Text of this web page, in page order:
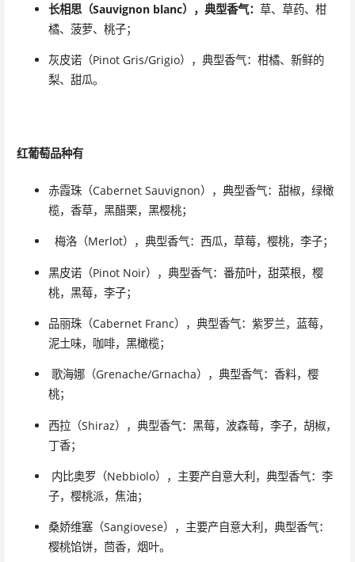
长相思（Sauvignon blanc），典型香气： 草、草药、柑
橘、菠萝、桃子；
灰皮诺（Pinot Gris/Grigio），典型香气：柑橘、新鲜的
梨、甜瓜。
红葡萄品种有
赤霞珠（Cabernet Sauvignon），典型香气：甜椒，绿橄
榄，香草，黑醋栗，黑樱桃；
梅洛（Merlot），典型香气：西瓜，草莓，樱桃，李子；
黑皮诺（Pinot Noir），典型香气：番茄叶，甜菜根，樱
桃，黑莓，李子；
品丽珠（Cabernet Franc），典型香气：紫罗兰，蓝莓，
泥土味，咖啡，黑橄榄；
歌海娜（Grenache/Grnacha），典型香气：香料，樱
桃；
西拉（Shiraz），典型香气：黑莓，波森莓，李子，胡椒，
丁香；
内比奥罗（Nebbiolo），主要产自意大利，典型香气：李
子，樱桃派，焦油；
桑娇维塞（Sangiovese），主要产自意大利，典型香气：
樱桃馅饼，茴香，烟叶。